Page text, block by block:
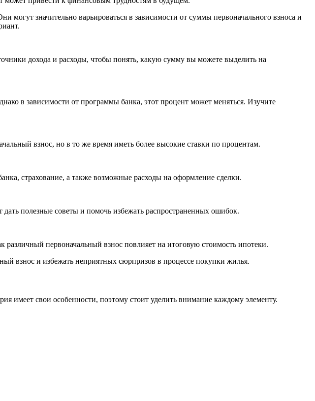
могут значительно варьироваться в зависимости от суммы первоначального взноса и
дохода и расходы, чтобы понять, какую сумму вы можете выделить на
в зависимости от программы банка, этот процент может меняться. Изучите
взнос, но в то же время иметь более высокие ставки по процентам.
страхование, а также возможные расходы на оформление сделки.
полезные советы и помочь избежать распространенных ошибок.
первоначальный взнос повлияет на итоговую стоимость ипотеки.
взнос и избежать неприятных сюрпризов в процессе покупки жилья.
имеет свои особенности, поэтому стоит уделить внимание каждому элементу.